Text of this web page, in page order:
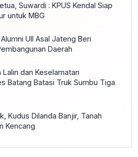
Suwardi : KPUS Kendal Siap
untuk MBG
UII Asal Jateng Beri
Daerah
dan Keselamatan
Batang Batasi Truk Sumbu Tiga
Kudus Dilanda Banjir, Tanah
Kencang